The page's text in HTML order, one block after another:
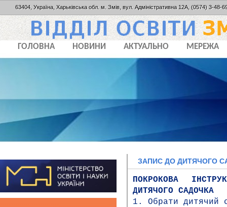
63404, Україна, Харьківська обл. м. Змів, вул. Адміністративна 12А, (0574) 3-48-
ГОЛОВНА НОВИНИ АКТУАЛЬНО МЕРЕЖА
ЗАПИС ДО ДИТЯЧОГО
ПОКРОКОВА
ДИТЯЧОГО САДОЧКА
1. Обрати дитячий